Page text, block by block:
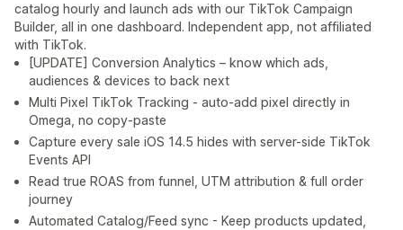
catalog hourly and launch ads with our TikTok Campaign
Builder, all in one dashboard. Independent app, not affiliated
with TikTok.
[UPDATE] Conversion Analytics – know which ads,
audiences & devices to back next
Multi Pixel TikTok Tracking - auto-add pixel directly in
Omega, no copy-paste
Capture every sale iOS 14.5 hides with server-side TikTok
Events API
Read true ROAS from funnel, UTM attribution & full order
journey
Automated Catalog/Feed sync - Keep products updated,